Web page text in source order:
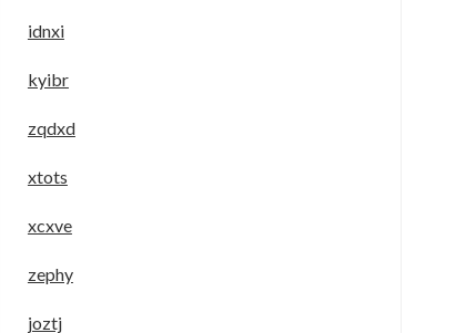
idnxi
kyibr
zqdxd
xtots
xcxve
zephy
joztj